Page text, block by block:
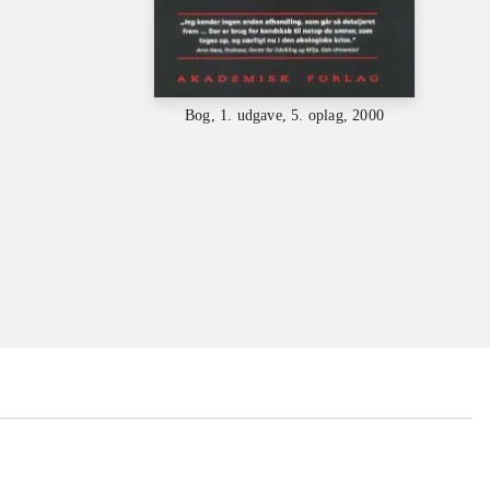
Bog, 1. udgave, 5. oplag, 2000